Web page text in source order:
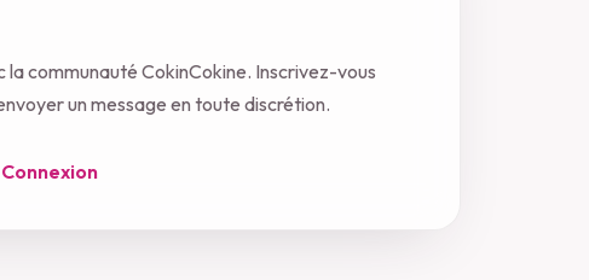
communauté CokinCokine. Inscrivez-vous
un message en toute discrétion.